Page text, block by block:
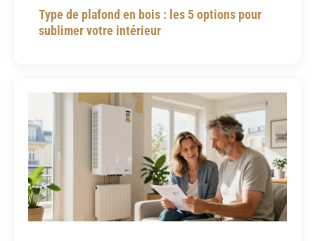
Type de plafond en bois : les 5 options pour
sublimer votre intérieur